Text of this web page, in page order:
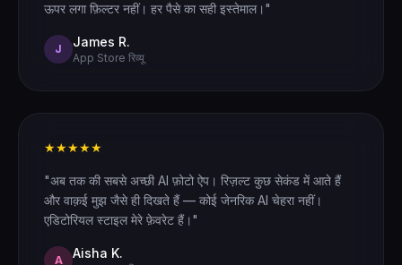
ऊपर लगा फ़िल्टर नहीं। हर पैसे का सही इस्तेमाल।"
J James R.
App Store रिव्यू
★★★★★
"अब तक की सबसे अच्छी AI फ़ोटो ऐप। रिज़ल्ट कुछ सेकंड में आते हैं
और वाक़ई मुझ जैसे ही दिखते हैं — कोई जेनरिक AI चेहरा नहीं।
एडिटोरियल स्टाइल मेरे फ़ेवरेट हैं।"
A Aisha K.